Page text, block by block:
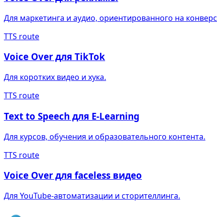
Для маркетинга и аудио, ориентированного на
TTS route
Voice Over для TikTok
Для коротких видео и хука.
TTS route
Text to Speech для E-Learning
Для курсов, обучения и образовательного контента.
TTS route
Voice Over для faceless видео
Для YouTube-автоматизации и сторителлинга.